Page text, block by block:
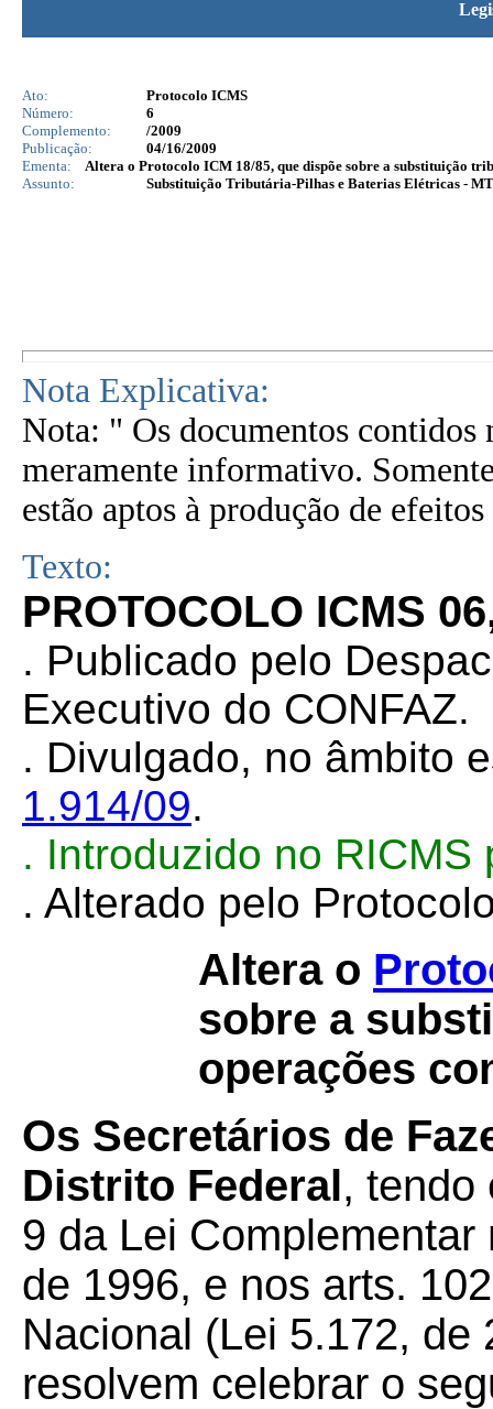
Ato:
Protocolo ICMS
Número:
6
Complemento:
/2009
Publicação:
04/16/2009
Ementa:
Altera o Protocolo ICM 18/85, que dispõe sobre a substituição
Assunto:
Substituição Tributária-Pilhas e Baterias Elétricas - MT
Nota Explicativa:
Nota: " Os documentos contidos
meramente informativo.
estão aptos à produção de
Texto:
PROTOCOLO ICMS
. Publicado pelo
Executivo do CONFAZ.
. Divulgado, no âmbito
1.914/09.
. Introduzido no
. Alterado pelo
Altera o
sobre a
operações
Os Secretários de
Distrito Federal, tendo
9 da Lei
de 1996, e nos arts.
Nacional (Lei 5.172, de
resolvem celebrar o